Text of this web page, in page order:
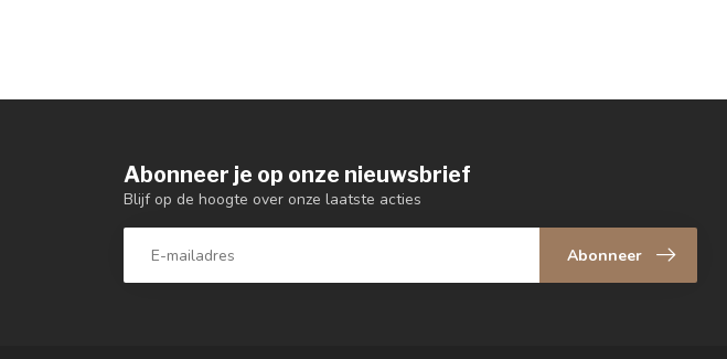
Abonneer je op onze nieuwsbrief
Blijf op de hoogte over onze laatste acties
Abonneer